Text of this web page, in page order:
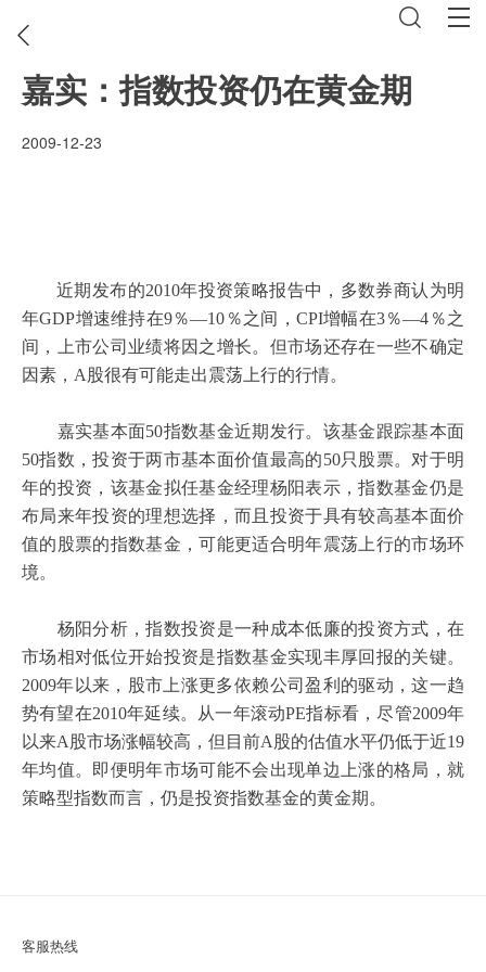
嘉实：指数投资仍在黄金期
2009-12-23
近期发布的2010年投资策略报告中，多数券商认为明
年GDP增速维持在9％—10 ％之间， CPI增幅在3％—4 ％之
间，上市公司业绩将因之增长。但市场还存在一些不确定
因素， A 股很有可能走出震荡上行的行情。
嘉实基本面50指数基金近期发行。该基金跟踪基本面
50指数，投资于两市基本面价值最高的50只股票。对于明
年的投资，该基金拟任基金经理杨阳表示，指数基金仍是
布局来年投资的理想选择，而且投资于具有较高基本面价
值的股票的指数基金，可能更适合明年震荡上行的市场环
境。
杨阳分析，指数投资是一种成本低廉的投资方式，在
市场相对低位开始投资是指数基金实现丰厚回报的关键。
2009年以来，股市上涨更多依赖公司盈利的驱动，这一趋
势有望在2010年延续。从一年滚动PE指标看，尽管2009年
以来A 股市场涨幅较高，但目前A 股的估值水平仍低于近19
年均值。即便明年市场可能不会出现单边上涨的格局，就
策略型指数而言，仍是投资指数基金的黄金期。
客服热线